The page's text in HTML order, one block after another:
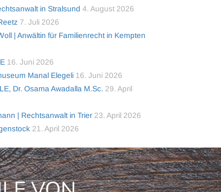
in Stralsund 4. August 2026
7. Juli 2026
| Anwältin für Familienrecht in Kempten
16. Juni 2026
Manal Elegeli 16. Juni 2026
Dr. Osama Awadalla M.Sc. 29. April
| Rechtsanwalt in Trier 23. April 2026
21. April 2026